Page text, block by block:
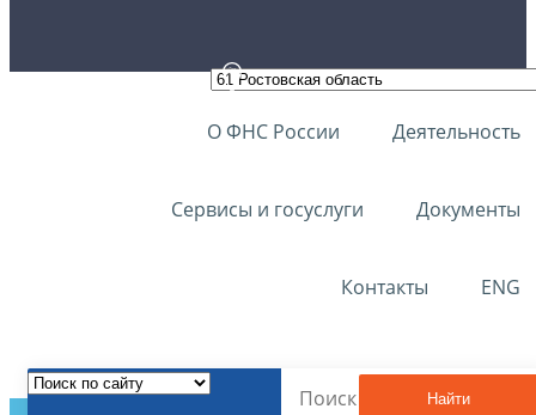
О ФНС России Деятельность
Сервисы и госуслуги Документы
Контакты ENG
Найти